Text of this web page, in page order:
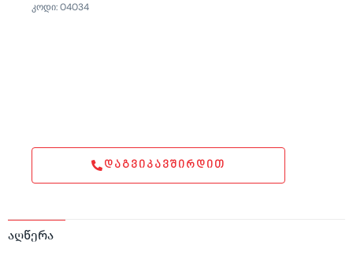
კოდი: 04034
ᲓᲐᲒᲕᲘᲙᲐᲕᲨᲘᲠᲓᲘᲗ
აღწერა